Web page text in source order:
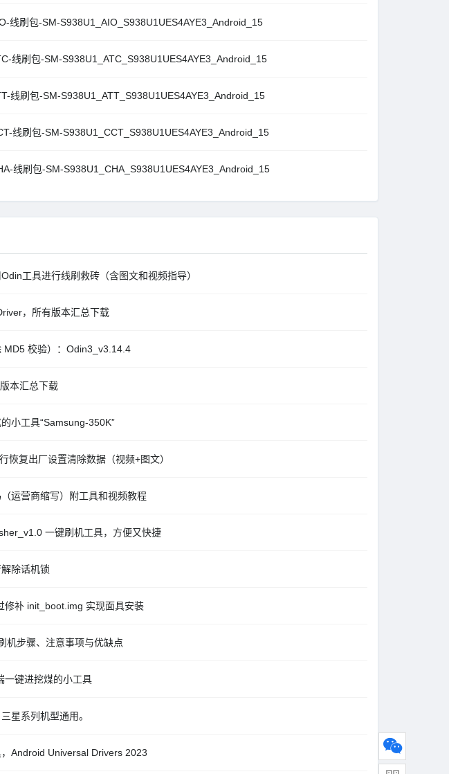
线刷包-SM-S938U1_AIO_S938U1UES4AYE3_Android_15
线刷包-SM-S938U1_ATC_S938U1UES4AYE3_Android_15
线刷包-SM-S938U1_ATT_S938U1UES4AYE3_Android_15
线刷包-SM-S938U1_CCT_S938U1UES4AYE3_Android_15
线刷包-SM-S938U1_CHA_S938U1UES4AYE3_Android_15
工具进行线刷救砖（含图文和视频指导）
，所有版本汇总下载
MD5 校验）：Odin3_v3.14.4
本汇总下载
小工具“Samsung-350K”
恢复出厂设置清除数据（视频+图文）
运营商缩写）附工具和视频教程
一键刷机工具，方便又快捷
除话机锁
修补 init_boot.img 实现面具安装
机步骤、注意事项与优缺点
一键进挖煤的小工具
星系列机型通用。
Android Universal Drivers 2023